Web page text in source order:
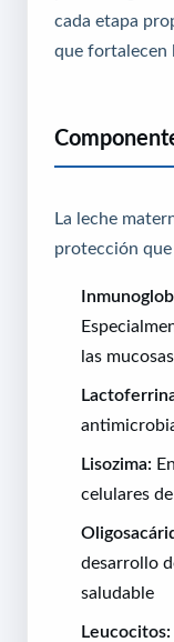
cada etapa
que fortalecen
La leche
protección
las
Lisozima:
celulares
desarrollo
saludable
Leucocitos: